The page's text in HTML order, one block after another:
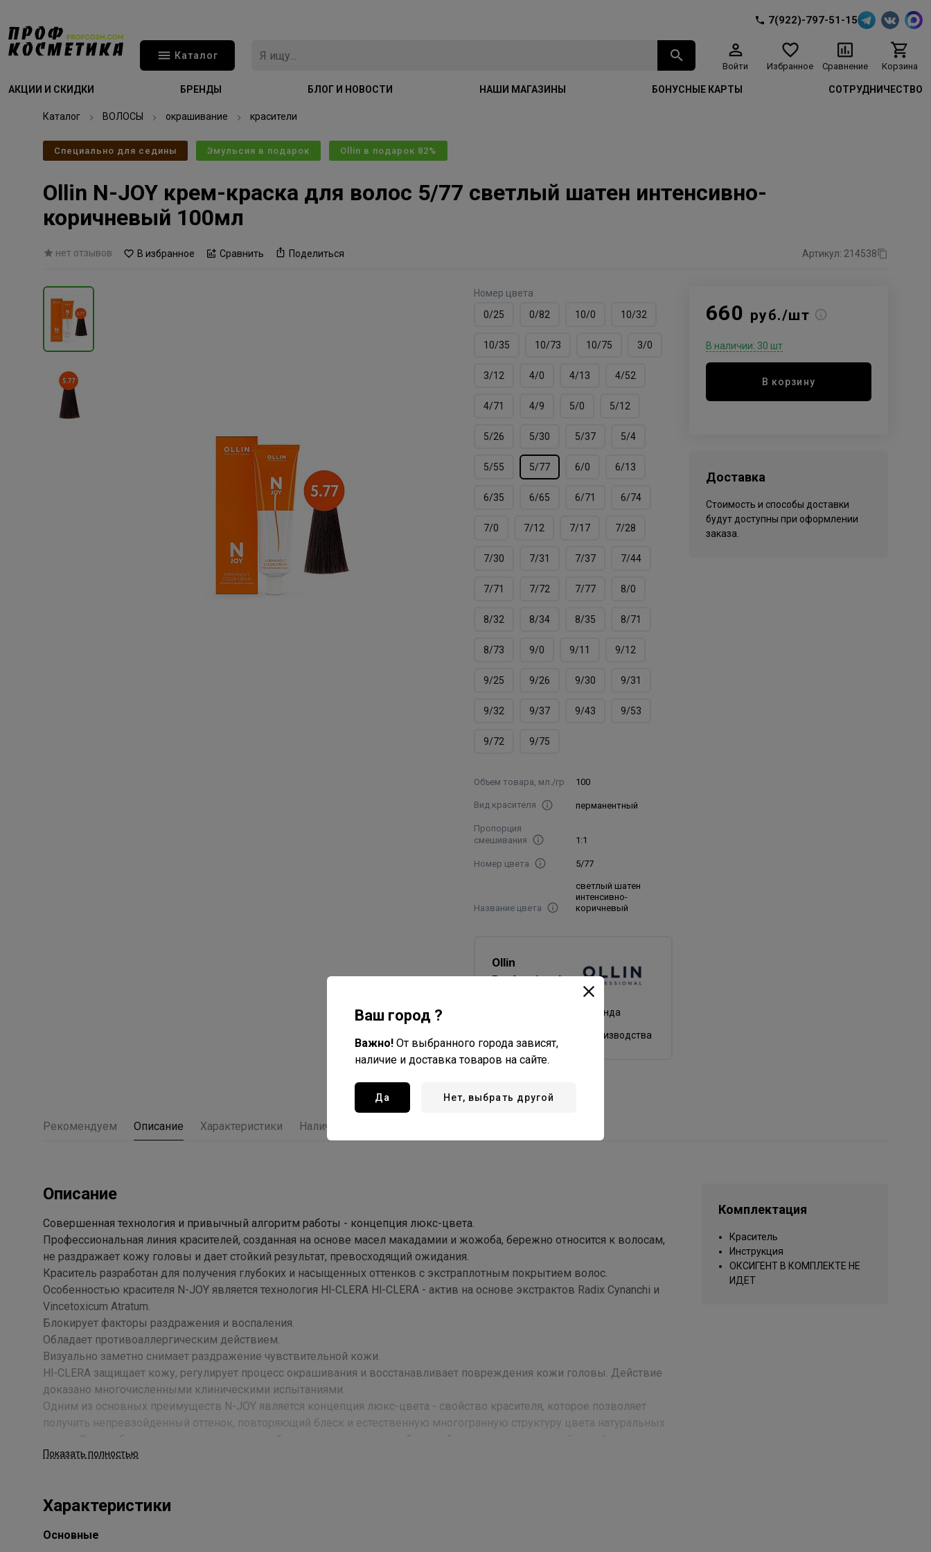
7(922)-797-51-15
Каталог
Войти Избранное Сравнение Корзина
АКЦИИ И СКИДКИ БРЕНДЫ БЛОГ И НОВОСТИ НАШИ МАГАЗИНЫ БОНУСНЫЕ КАРТЫ СОТРУДНИЧЕСТВО
Каталог ВОЛОСЫ окрашивание красители
Специально для седины Эмульсия в подарок Ollin в подарок 82%
Ollin N-JOY крем-краска для волос 5/77 светлый шатен интенсивно-
коричневый 100мл
нет отзывов В избранное Сравнить Поделиться Артикул: 214538
Номер цвета
0/25
0/82 10/0 10/32
10/35 10/73 10/75 3/0
3/12 4/0 4/13 4/52
4/71 4/9 5/0 5/12
5/26 5/30 5/37 5/4
5/55 5/77 6/0 6/13
6/35 6/65 6/71 6/74
7/0 7/12 7/17 7/28
7/30 7/31 7/37 7/44
7/71 7/72 7/77 8/0
8/32 8/34 8/35 8/71
8/73 9/0 9/11 9/12
9/25 9/26 9/30 9/31
9/32 9/37 9/43 9/53
9/72 9/75
Объем товара, мл./гр 100
Вид красителя перманентный
Пропорция
смешивания
1:1
Номер цвета 5/77
Название цвета
светлый шатен
интенсивно-
коричневый
Ollin
Professional
Россия - страна бренда
Россия - страна производства
660 руб./шт
В наличии: 30 шт
В корзину
Доставка
Стоимость и способы доставки
будут доступны при оформлении
заказа.
Рекомендуем Описание Характеристики Наличие
Описание
Совершенная технология и привычный алгоритм работы - концепция люкс-цвета.
Профессиональная линия красителей, созданная на основе масел макадамии и жожоба, бережно относится к волосам,
не раздражает кожу головы и дает стойкий результат, превосходящий ожидания.
Краситель разработан для получения глубоких и насыщенных оттенков с экстраплотным покрытием волос.
Особенностью красителя N-JOY является технология Hl-CLERA Hl-CLERA - актив на основе экстрактов Radix Cynanchi и
Vincetoxicum Atratum.
Блокирует факторы раздражения и воспаления.
Обладает противоаллергическим действием.
Визуально заметно снимает раздражение чувствительной кожи.
Hl-CLERA защищает кожу, регулирует процесс окрашивания и восстанавливает повреждения кожи головы. Действие
доказано многочисленными клиническими испытаниями.
Одним из основных преимуществ N-JOY является концепция люкс-цвета - свойство красителя, которое позволяет
получить непревзойденный оттенок, повторяющий блеск и естественную многогранную структуру цвета натуральных
ПАЛИТРА из 49 модных оттенков.
Мягкая перламутровая текстура крема обеспечивает простоту и легкость смешивания, а также удобство нанесения
100% покрытия седых волос.
Показать полностью
Характеристики
Основные
Комплектация
Краситель
Инструкция
ОКСИГЕНТ В КОМПЛЕКТЕ НЕ
ИДЕТ
Ваш город ?
Важно! От выбранного города зависят,
наличие и доставка товаров на сайте.
Да Нет, выбрать другой